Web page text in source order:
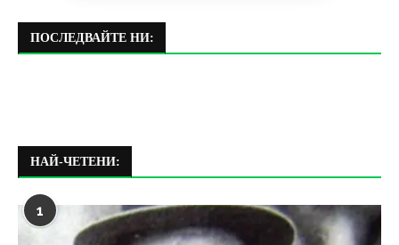
ПОСЛЕДВАЙТЕ НИ:
НАЙ-ЧЕТЕНИ:
1